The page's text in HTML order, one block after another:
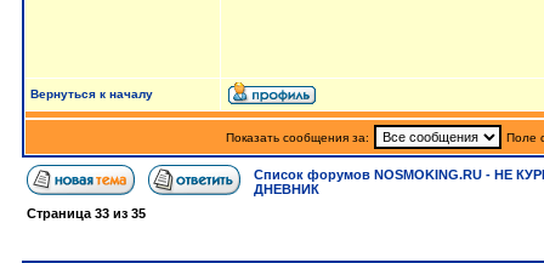
Вернуться к началу
Показать сообщения за: Поле
Список форумов NOSMOKING.RU - НЕ
ДНЕВНИК
Страница 33 из 35